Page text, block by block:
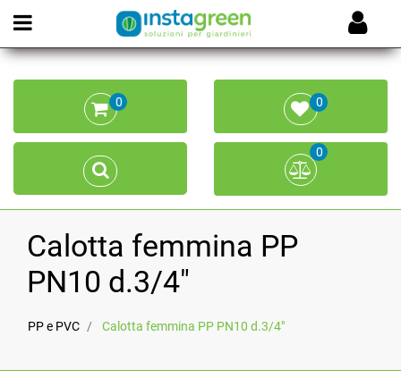
Open menu
0 0
0
Calotta femmina PP
PN10 d.3/4"
PP e PVC Calotta femmina PP PN10 d.3/4"